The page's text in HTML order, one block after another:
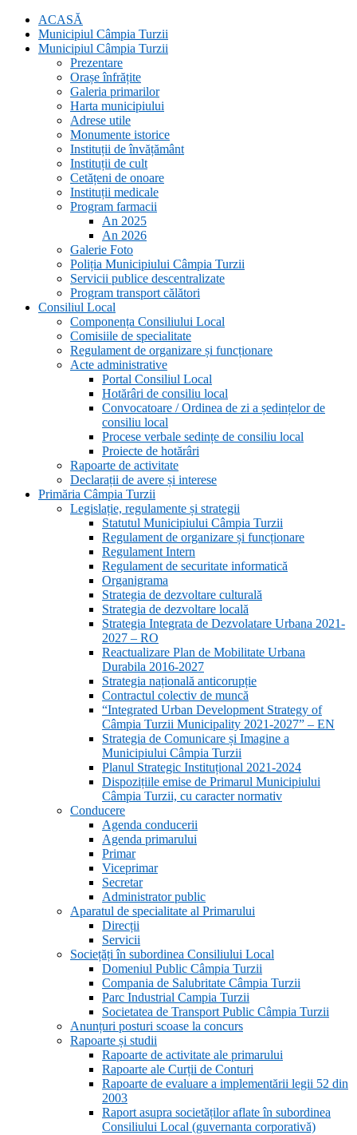
ACASĂ
Municipiul Câmpia Turzii
Municipiul Câmpia Turzii
Prezentare
Orașe înfrățite
Galeria primarilor
Harta municipiului
Adrese utile
Monumente istorice
Instituții de învățământ
Instituții de cult
Cetățeni de onoare
Instituții medicale
Program farmacii
An 2025
An 2026
Galerie Foto
Poliția Municipiului Câmpia Turzii
Servicii publice descentralizate
Program transport călători
Consiliul Local
Componența Consiliului Local
Comisiile de specialitate
Regulament de organizare și funcționare
Acte administrative
Portal Consiliul Local
Hotărâri de consiliu local
Convocatoare / Ordinea de zi a ședințelor de
consiliu local
Procese verbale sedințe de consiliu local
Proiecte de hotărâri
Rapoarte de activitate
Declarații de avere și interese
Primăria Câmpia Turzii
Legislație, regulamente și strategii
Statutul Municipiului Câmpia Turzii
Regulament de organizare și funcționare
Regulament Intern
Regulament de securitate informatică
Organigrama
Strategia de dezvoltare culturală
Strategia de dezvoltare locală
Strategia Integrata de Dezvolatare Urbana 2021-
2027 – RO
Reactualizare Plan de Mobilitate Urbana
Durabila 2016-2027
Strategia națională anticorupție
Contractul colectiv de muncă
“Integrated Urban Development Strategy of
Câmpia Turzii Municipality 2021-2027” – EN
Strategia de Comunicare și Imagine a
Municipiului Câmpia Turzii
Planul Strategic Instituțional 2021-2024
Dispozițiile emise de Primarul Municipiului
Câmpia Turzii, cu caracter normativ
Conducere
Agenda conducerii
Agenda primarului
Primar
Viceprimar
Secretar
Administrator public
Aparatul de specialitate al Primarului
Direcții
Servicii
Sociețăți în subordinea Consiliului Local
Domeniul Public Câmpia Turzii
Compania de Salubritate Câmpia Turzii
Parc Industrial Campia Turzii
Societatea de Transport Public Câmpia Turzii
Anunțuri posturi scoase la concurs
Rapoarte și studii
Rapoarte de activitate ale primarului
Rapoarte ale Curții de Conturi
Rapoarte de evaluare a implementării legii 52 din
2003
Raport asupra societăților aflate în subordinea
Consiliului Local (guvernanta corporativă)